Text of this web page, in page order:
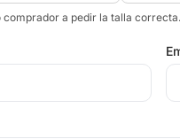
comprador a pedir la talla correcta.